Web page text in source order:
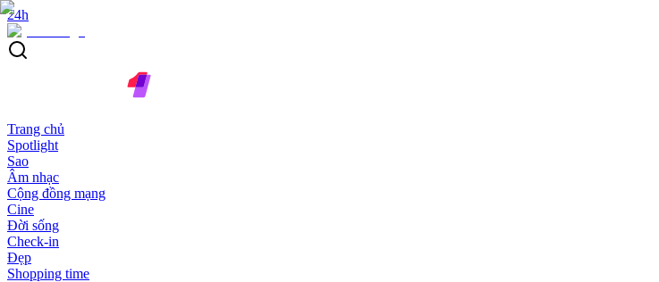
24h
Trang chủ
Spotlight
Sao
Âm nhạc
Cộng đồng mạng
Cine
Đời sống
Check-in
Đẹp
Shopping time